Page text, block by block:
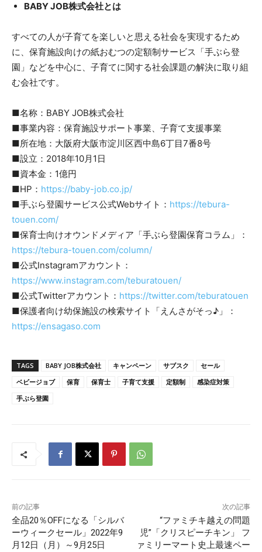
BABY JOB株式会社とは
すべての人が子育てを楽しいと思える社会を実現するため
に、保育施設向けの紙おむつの定額制サービス「手ぶら登
園」などを中心に、子育てに関する社会課題の解決に取り組
む会社です。
■名称：BABY JOB株式会社
■事業内容：保育施設サポート事業、子育て支援事業
■所在地：大阪府大阪市淀川区西中島6丁目7番8号
■設立：2018年10月1日
■資本金：1億円
■HP： https://baby-job.co.jp/
■手ぶら登園サービス公式Webサイト： https://tebura-
touen.com/
■保育士向けオウンドメディア「手ぶら登園保育コラム」：
https://tebura-touen.com/column/
■公式Instagramアカウント：
https://www.instagram.com/teburatouen/
■公式Twitterアカウント： https://twitter.com/teburatouen
■保護者向け幼保施設の検索サイト「えんさがそっ♪」：
https://ensagaso.com
TAGS BABY JOB株式会社 キャンペーン サブスク
セール
ベビージョブ
保育 保育士 子育て支援 定額制
感染症対策
手ぶら登園
前の記事
全品20％OFFになる「シルバ
ーウィークセール」2022年9
月12日（月）～9月25日
次の記事
“ファミチキ越えの問題
児”「クリスピーチキン」 フ
ァミリーマート史上最速ペー